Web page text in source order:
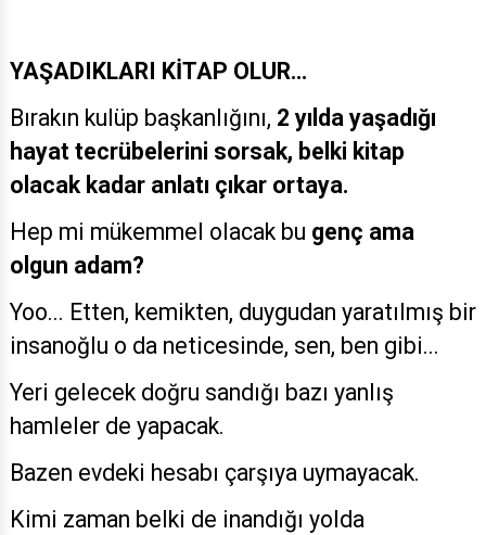
YAŞADIKLARI KİTAP OLUR…
Bırakın kulüp başkanlığını, 2 yılda yaşadığı
hayat tecrübelerini sorsak, belki kitap
olacak kadar anlatı çıkar ortaya.
Hep mi mükemmel olacak bu genç ama
olgun adam?
Yoo... Etten, kemikten, duygudan yaratılmış bir
insanoğlu o da neticesinde, sen, ben gibi...
Yeri gelecek doğru sandığı bazı yanlış
hamleler de yapacak.
Bazen evdeki hesabı çarşıya uymayacak.
Kimi zaman belki de inandığı yolda